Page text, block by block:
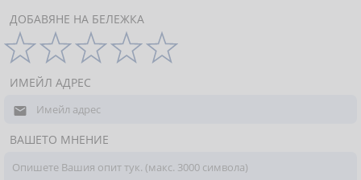
ДОБАВЯНЕ НА БЕЛЕЖКА
ИМЕЙЛ АДРЕС

ВАШЕТО МНЕНИЕ